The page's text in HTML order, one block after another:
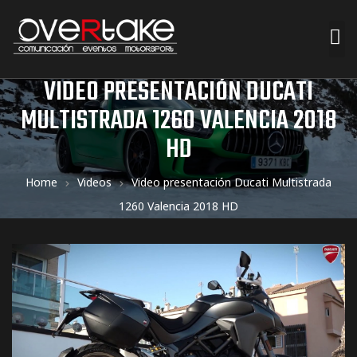
VIDEO PRESENTACIÓN DUCATI
MULTISTRADA 1260 VALENCIA 2018
HD
Home Videos
Video presentación Ducati Multistrada
1260 Valencia 2018 HD
de